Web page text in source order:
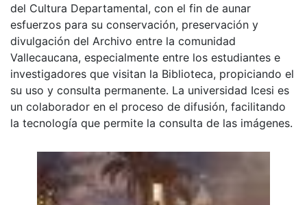
del Cultura Departamental, con el fin de aunar
esfuerzos para su conservación, preservación y
divulgación del Archivo entre la comunidad
Vallecaucana, especialmente entre los estudiantes e
investigadores que visitan la Biblioteca, propiciando el
su uso y consulta permanente. La universidad Icesi es
un colaborador en el proceso de difusión, facilitando
la tecnología que permite la consulta de las imágenes.